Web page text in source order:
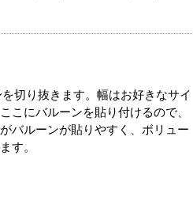
切り抜きます。幅はお好きなサイ
こにバルーンを貼り付けるので、
バルーンが貼りやすく、ボリュー
す。